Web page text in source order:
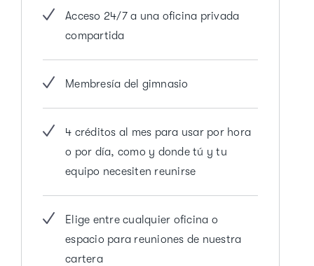
Acceso 24/7 a una oficina privada
compartida
Membresía del gimnasio
4 créditos al mes para usar por hora
o por día, como y donde tú y tu
equipo necesiten reunirse
Elige entre cualquier oficina o
espacio para reuniones de nuestra
cartera